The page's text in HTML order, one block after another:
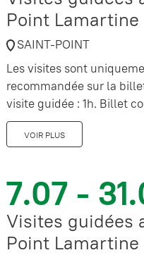
Point Lamartine
SAINT-POINT
Les visites sont
recommandée sur la
visite guidée : 1h. Billet
VOIR PLUS
7.07 -
Visites guidées
Point Lamartine